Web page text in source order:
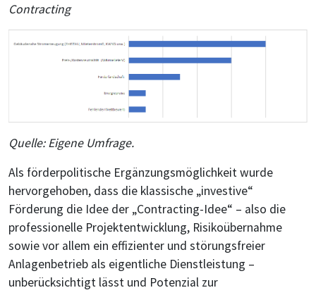
Contracting
Quelle: Eigene Umfrage.
Als förderpolitische Ergänzungsmöglichkeit wurde
hervorgehoben, dass die klassische „investive“
Förderung die Idee der „Contracting-Idee“ – also die
professionelle Projektentwicklung, Risikoübernahme
sowie vor allem ein effizienter und störungsfreier
Anlagenbetrieb als eigentliche Dienstleistung –
unberücksichtigt lässt und Potenzial zur